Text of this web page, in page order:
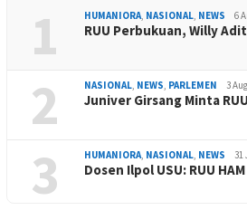
1 HUMANIORA, NASIONAL, NEWS 6
RUU Perbukuan, Willy
2 NASIONAL, NEWS, PARLEMEN 3
Juniver Girsang Minta
3 HUMANIORA, NASIONAL, NEWS 31
Dosen Ilpol USU: RUU